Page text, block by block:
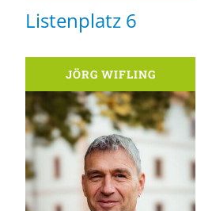
Listenplatz 6
JÖRG WIFLING